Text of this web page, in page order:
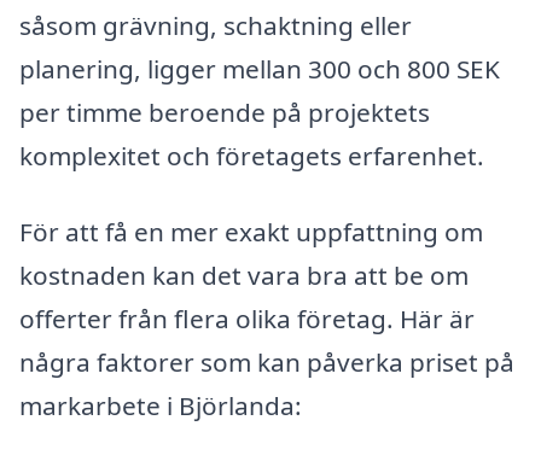
såsom grävning, schaktning eller
planering, ligger mellan 300 och 800 SEK
per timme beroende på projektets
komplexitet och företagets erfarenhet.
För att få en mer exakt uppfattning om
kostnaden kan det vara bra att be om
offerter från flera olika företag. Här är
några faktorer som kan påverka priset på
markarbete i Björlanda: